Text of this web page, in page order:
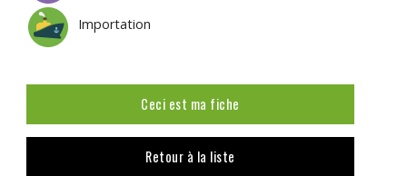
Importation
Ceci est ma fiche
Retour à la liste